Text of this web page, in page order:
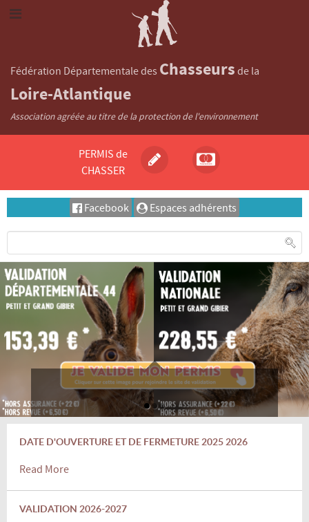
Fédération Départementale des Chasseurs de la
Loire-Atlantique
Association agréée au titre de la protection de l'environnement
PERMIS de
CHASSER
Facebook Espaces adhérents
DATE D'OUVERTURE ET DE FERMETURE 2025 2026
Read More
VALIDATION 2026-2027